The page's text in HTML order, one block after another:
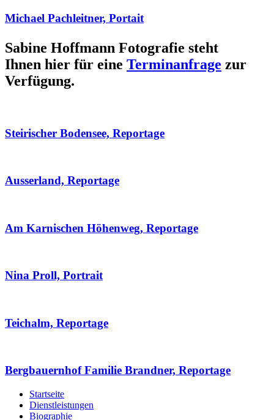
Michael Pachleitner, Portait
Sabine Hoffmann Fotografie steht
Ihnen hier für eine Terminanfrage zur
Verfügung.
Steirischer Bodensee, Reportage
Ausserland, Reportage
Am Karnischen Höhenweg, Reportage
Nina Proll, Portrait
Teichalm, Reportage
Bergbauernhof Familie Brandner, Reportage
Startseite
Dienstleistungen
Biographie